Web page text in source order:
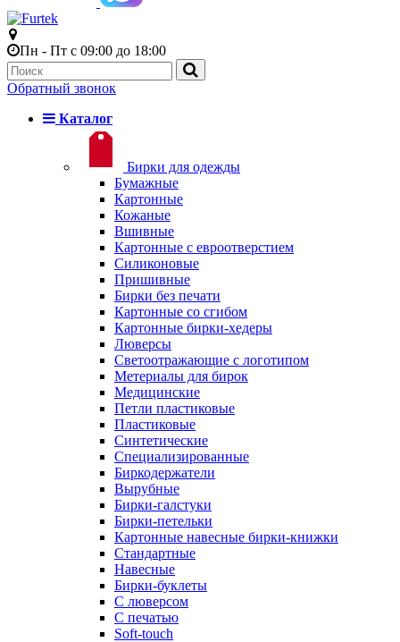
Пн - Пт с 09:00 до 18:00
Обратный звонок
Каталог
Бирки для одежды
Бумажные
Картонные
Кожаные
Вшивные
Картонные с евроотверстием
Силиконовые
Пришивные
Бирки без печати
Картонные со сгибом
Картонные бирки-хедеры
Люверсы
Светоотражающие с логотипом
Метериалы для бирок
Медицинские
Петли пластиковые
Пластиковые
Синтетические
Специализированные
Биркодержатели
Вырубные
Бирки-галстуки
Бирки-петельки
Картонные навесные бирки-книжки
Стандартные
Навесные
Бирки-буклеты
С люверсом
С печатью
Soft-touch